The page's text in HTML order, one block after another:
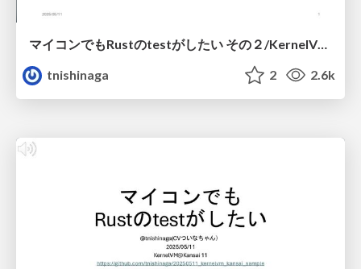
マイコンでもRustのtestがしたい その２/KernelVM Tokyo 18
tnishinaga
2 2.6k